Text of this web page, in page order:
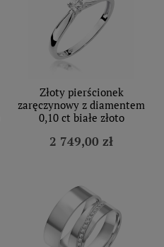
Złoty pierścionek
zaręczynowy z diamentem
0,10 ct białe złoto
2 749,00 zł